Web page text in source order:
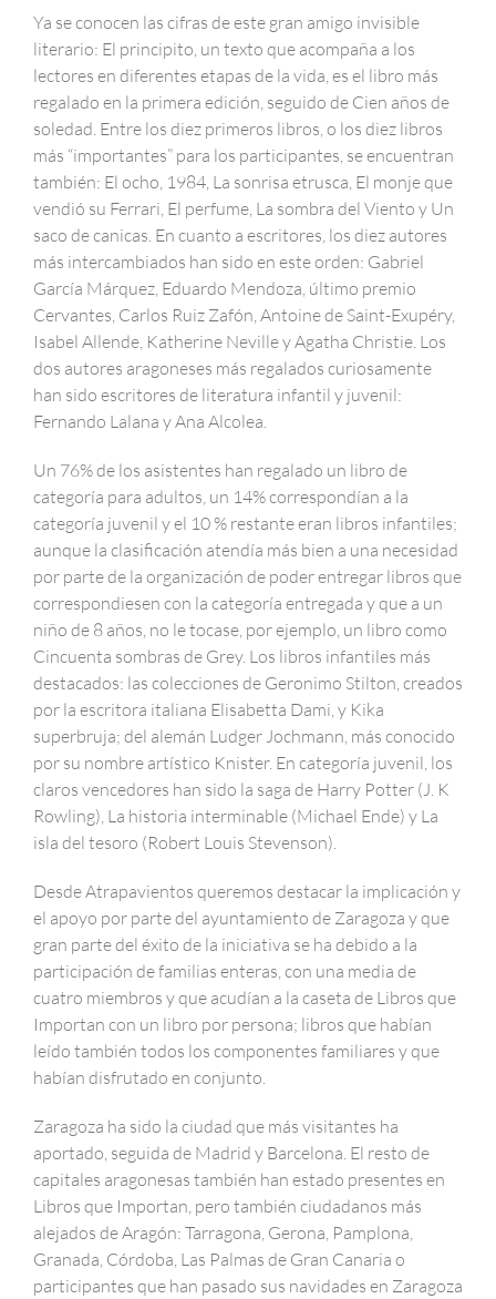
Ya se conocen las cifras de este gran amigo invisible
literario: El principito, un texto que acompaña a los
lectores en diferentes etapas de la vida, es el libro más
regalado en la primera edición, seguido de Cien años de
soledad. Entre los diez primeros libros, o los diez libros
más “importantes” para los participantes, se encuentran
también: El ocho, 1984, La sonrisa etrusca, El monje que
vendió su Ferrari, El perfume, La sombra del Viento y Un
saco de canicas. En cuanto a escritores, los diez autores
más intercambiados han sido en este orden: Gabriel
García Márquez, Eduardo Mendoza, último premio
Cervantes, Carlos Ruiz Zafón, Antoine de Saint-Exupéry,
Isabel Allende, Katherine Neville y Agatha Christie. Los
dos autores aragoneses más regalados curiosamente
han sido escritores de literatura infantil y juvenil:
Fernando Lalana y Ana Alcolea.
Un 76% de los asistentes han regalado un libro de
categoría para adultos, un 14% correspondían a la
categoría juvenil y el 10 % restante eran libros infantiles;
aunque la clasificación atendía más bien a una necesidad
por parte de la organización de poder entregar libros que
correspondiesen con la categoría entregada y que a un
niño de 8 años, no le tocase, por ejemplo, un libro como
Cincuenta sombras de Grey. Los libros infantiles más
destacados: las colecciones de Geronimo Stilton, creados
por la escritora italiana Elisabetta Dami, y Kika
superbruja; del alemán Ludger Jochmann, más conocido
por su nombre artístico Knister. En categoría juvenil, los
claros vencedores han sido la saga de Harry Potter (J. K
Rowling), La historia interminable (Michael Ende) y La
isla del tesoro (Robert Louis Stevenson).
Desde Atrapavientos queremos destacar la implicación y
el apoyo por parte del ayuntamiento de Zaragoza y que
gran parte del éxito de la iniciativa se ha debido a la
participación de familias enteras, con una media de
cuatro miembros y que acudían a la caseta de Libros que
Importan con un libro por persona; libros que habían
leído también todos los componentes familiares y que
habían disfrutado en conjunto.
Zaragoza ha sido la ciudad que más visitantes ha
aportado, seguida de Madrid y Barcelona. El resto de
capitales aragonesas también han estado presentes en
Libros que Importan, pero también ciudadanos más
alejados de Aragón: Tarragona, Gerona, Pamplona,
Granada, Córdoba, Las Palmas de Gran Canaria o
participantes que han pasado sus navidades en Zaragoza